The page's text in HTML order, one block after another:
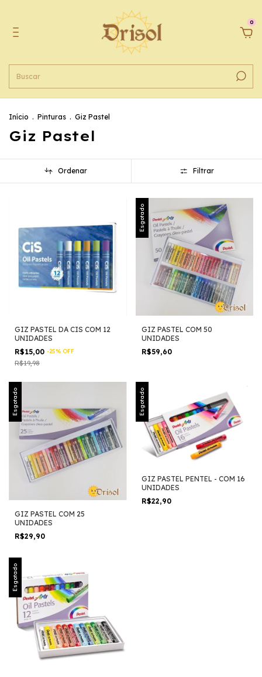
0
Início . Pinturas . Giz Pastel
Giz Pastel
Ordenar Filtrar
GIZ PASTEL DA CIS COM 12
UNIDADES
R$15,00 -25% OFF
R$19,98
Esgotado
GIZ PASTEL COM 50
UNIDADES
R$59,60
Esgotado
GIZ PASTEL COM 25
UNIDADES
R$29,90
Esgotado
GIZ PASTEL PENTEL - COM 16
UNIDADES
R$22,90
Esgotado